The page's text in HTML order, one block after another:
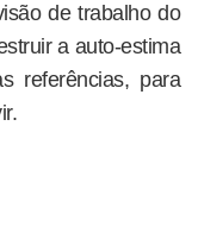
de trabalho do
a auto-estima
referências, para